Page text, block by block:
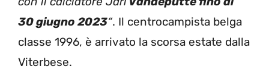
30 giugno 2023“. Il centrocampista belga
classe 1996, è arrivato la scorsa estate dalla
Viterbese.